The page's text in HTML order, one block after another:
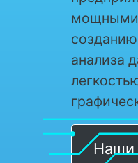
мощными
анализа
Наши